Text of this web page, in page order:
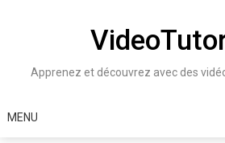
Apprenez et découvrez avec des
MENU